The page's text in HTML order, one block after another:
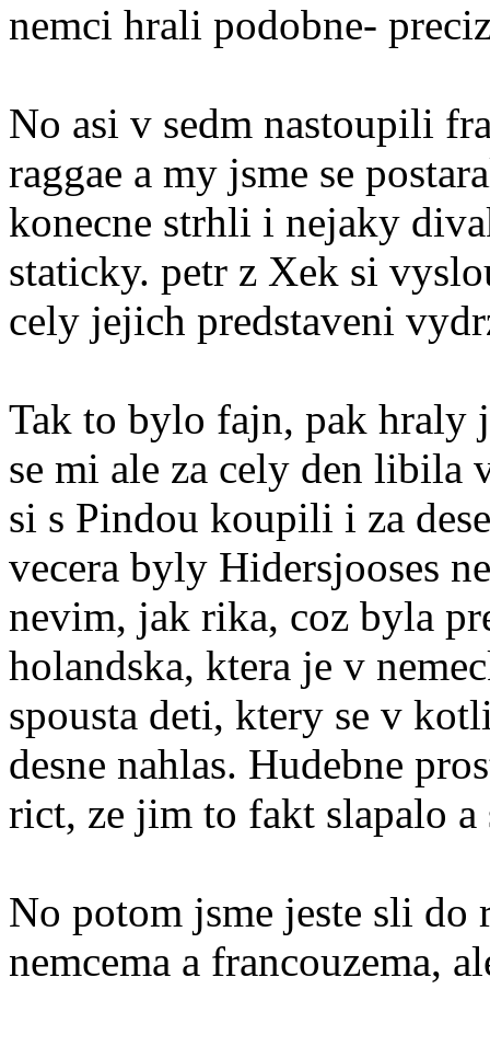
nemci hrali podobne-
No asi v sedm nastoupili
raggae a my jsme se
konecne strhli i nejaky
staticky. petr z Xek si
cely jejich predstaveni
Tak to bylo fajn, pak hraly
se mi ale za cely den libila
si s Pindou koupili i za
vecera byly Hidersjooses
nevim, jak rika, coz byla
holandska, ktera je v
spousta deti, ktery se v
desne nahlas. Hudebne
rict, ze jim to fakt slapalo
No potom jsme jeste sli do
nemcema a francouzema,